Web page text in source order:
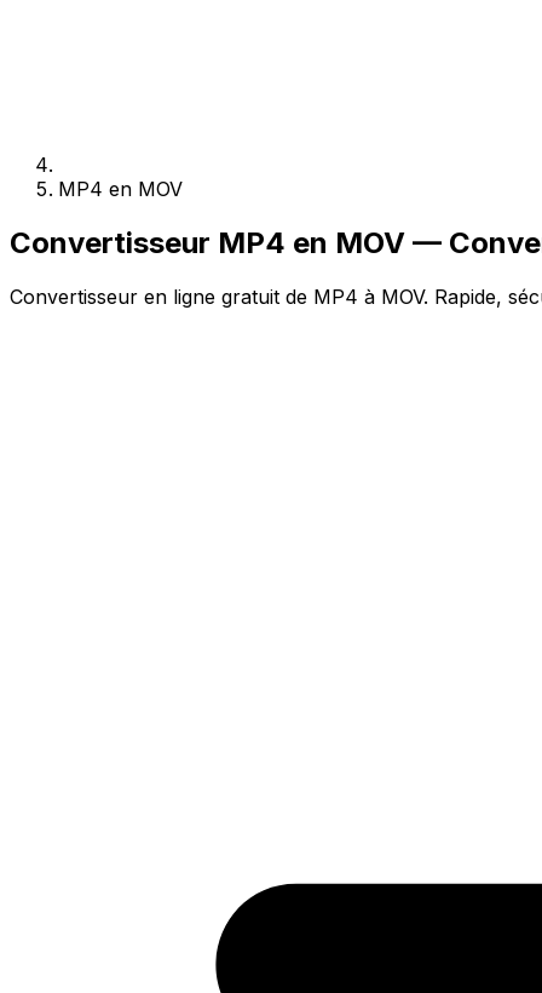
MP4 en MOV
Convertisseur MP4 en MOV —
Convertisseur en ligne gratuit de MP4 à MOV. Rapide,